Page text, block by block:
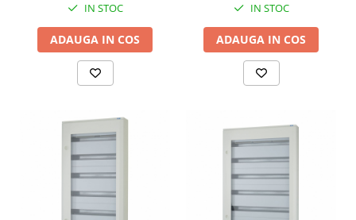
IN STOC
ADAUGA IN COS
IN STOC
ADAUGA IN COS